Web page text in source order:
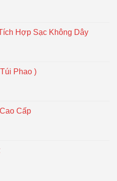
Hợp Sạc Không Dây
Phao )
Cấp